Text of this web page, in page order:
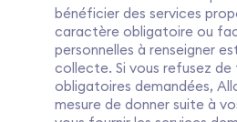
bénéficier des services
caractère obligatoire ou
personnelles à renseigner
collecte. Si vous refusez de
obligatoires demandées,
mesure de donner suite à